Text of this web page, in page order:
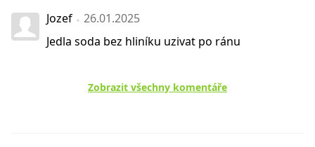
Jozef
26.01.2025
Jedla soda bez hliníku uzivat po ránu
Zobrazit všechny komentáře